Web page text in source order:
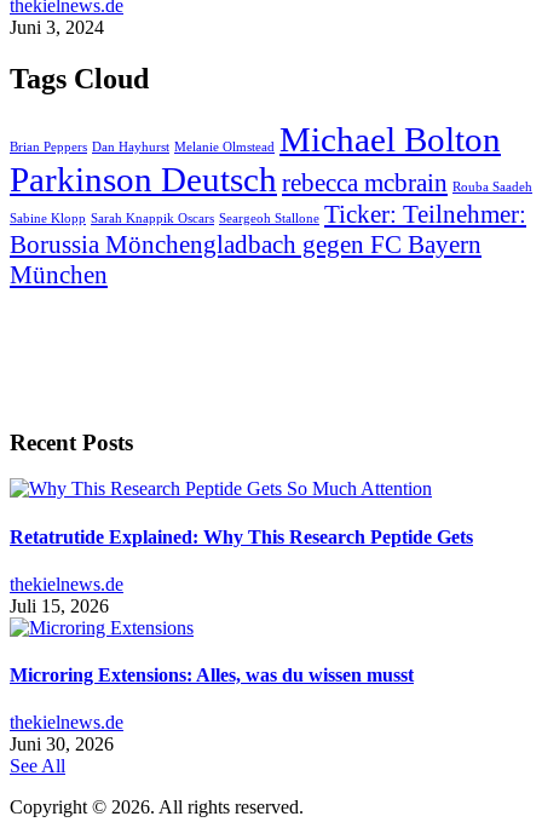
thekielnews.de
Juni 3, 2024
Tags Cloud
Brian Peppers Dan Hayhurst Melanie Olmstead Michael Bolton
Parkinson Deutsch rebecca mcbrain Rouba Saadeh
Sabine Klopp Sarah Knappik Oscars Seargeoh Stallone Ticker: Teilnehmer:
Borussia Mönchengladbach gegen FC Bayern
München
Recent Posts
Retatrutide Explained: Why This Research Peptide Gets
thekielnews.de
Juli 15, 2026
Microring Extensions: Alles, was du wissen musst
thekielnews.de
Juni 30, 2026
See All
Copyright © 2026. All rights reserved.